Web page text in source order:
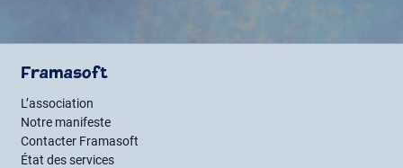
Framasoft
L’association
Notre manifeste
Contacter Framasoft
État des services